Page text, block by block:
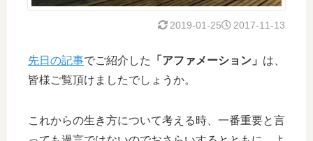
2017-11-13
2019-01-25
先日の記事でご紹介した 「アファメーション」 は、
皆様ご覧頂けましたでしょうか。
これからの生き方について考える時、一番重要と言